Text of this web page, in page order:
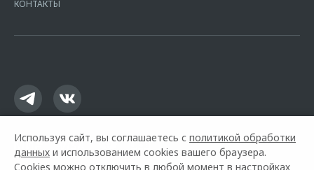
16.01.2015. Предложение ограничено и не является публичной
КОНТАКТЫ
Используя сайт, вы соглашаетесь с политикой обработки
данных и использованием cookies вашего браузера.
Cookies можно отключить в любой момент в настройках